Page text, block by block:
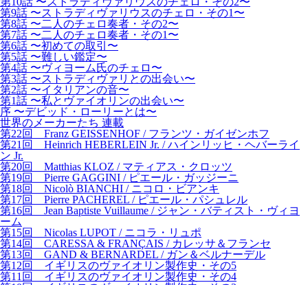
第9話 〜ストラディヴァリウスのチェロ・その1〜
第8話 〜二人のチェロ奏者・その2〜
第7話 〜二人のチェロ奏者・その1〜
第6話 〜初めての取引〜
第5話 〜難しい鑑定〜
第4話 〜ヴィヨーム氏のチェロ〜
第3話 〜ストラディヴァリとの出会い〜
第2話 〜イタリアンの音〜
第1話 〜私とヴァイオリンの出会い〜
序 〜デビッド・ローリーとは〜
世界のメーカーたち 連載
第22回 Franz GEISSENHOF / フランツ・ガイゼンホフ
第21回 Heinrich HEBERLEIN Jr. / ハインリッヒ・ヘバーライ
ン Jr.
第20回 Matthias KLOZ / マティアス・クロッツ
第19回 Pierre GAGGINI / ピエール・ガッジーニ
第18回 Nicolò BIANCHI / ニコロ・ビアンキ
第17回 Pierre PACHEREL / ピエール・パシュレル
第16回 Jean Baptiste Vuillaume / ジャン・バティスト・ヴィヨ
ーム
第15回 Nicolas LUPOT / ニコラ・リュポ
第14回 CARESSA & FRANÇAIS / カレッサ＆フランセ
第13回 GAND & BERNARDEL / ガン＆ベルナーデル
第12回 イギリスのヴァイオリン製作史・その5
第11回 イギリスのヴァイオリン製作史・その4